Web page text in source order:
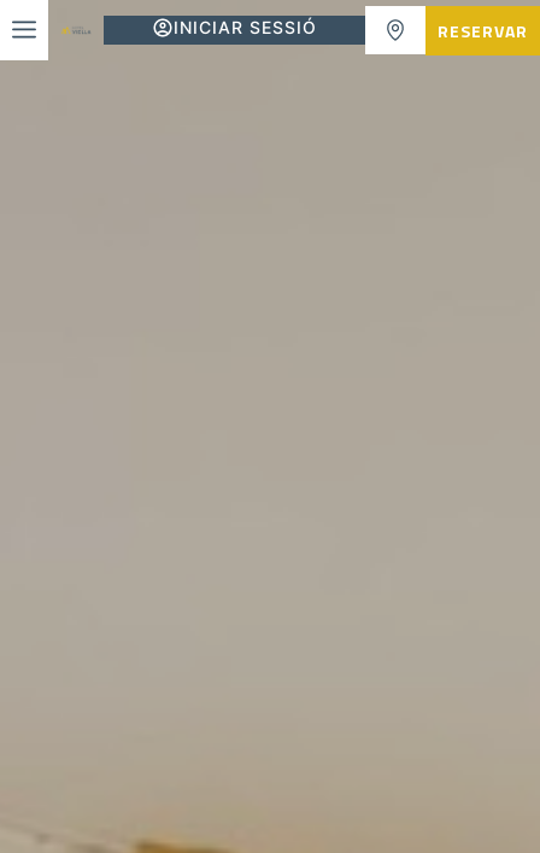
INICIAR SESSIÓ RESERVAR